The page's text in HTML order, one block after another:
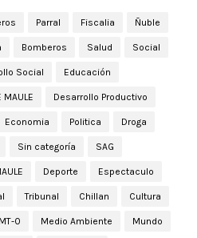
Parral Fiscalia Ñuble
Bomberos Salud Social
Social Educación
MAULE Desarrollo Productivo
Economia Politica Droga
Sin categoría SAG
Deporte Espectaculo
Tribunal Chillan Cultura
MT-0 Medio Ambiente Mundo